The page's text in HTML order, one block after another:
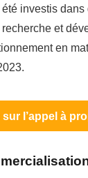
été investis dans
recherche et
en
l’appel à